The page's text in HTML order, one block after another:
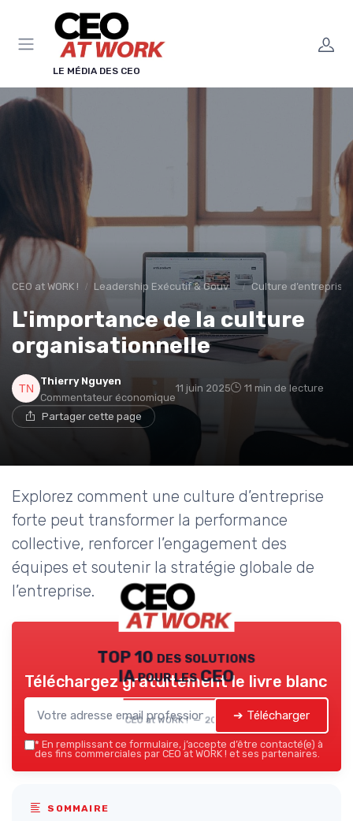
LE MÉDIA DES CEO
CEO at WORK ! Leadership Exécutif & Gouvernance Culture d’entreprise
L'importance de la culture
organisationnelle
Thierry Nguyen
Commentateur économique
11 juin 2025 11 min de lecture
Partager cette page
Explorez comment une culture d’entreprise
forte peut transformer la performance
collective, renforcer l’engagement des
équipes et soutenir la stratégie globale de
l’entreprise.
TOP 10 des solutions
IA pour les CEO
CEO at WORK ! — 2026
Téléchargez gratuitement le livre blanc
➔ Télécharger
* En remplissant ce formulaire, j’accepte d’être contacté(e) à
des fins commerciales par CEO at WORK ! et ses partenaires.
SOMMAIRE
Panneau de gestion des cookies